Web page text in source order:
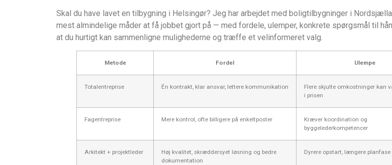
Skal du have lavet en tilbygning i Helsingør? Jeg har arbejdet med boligtilbygninger i
mest almindelige måder at få jobbet gjort på — med fordele, ulemper, konkrete spørgsmål til
at du hurtigt kan sammenligne mulighederne og træffe et velinformeret valg.
Metode Fordel Ulempe
Totalentreprise Én kontrakt, klar ansvar, lettere kommunikation
Flere skjulte omkostninger kan
i prisen
Fagentreprise Mere kontrol, ofte billigere på enkeltposter
Kræver koordination og
byggelederkompetencer
Arkitekt + projektleder
Høj kvalitet, skræddersyet løsning og bedre
dokumentation
Dyrere opstart, længere planfase